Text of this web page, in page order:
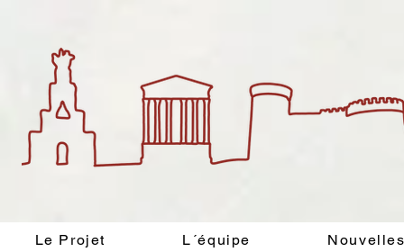
Le Projet L´équipe